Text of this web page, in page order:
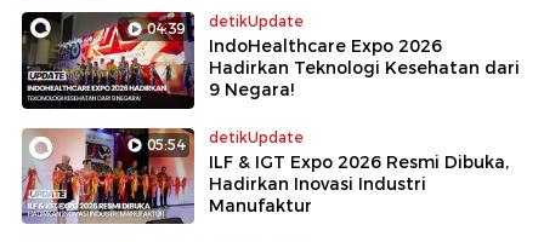
04:39 detikUpdate
IndoHealthcare Expo 2026
Hadirkan Teknologi Kesehatan dari
9 Negara!
05:54 detikUpdate
ILF & IGT Expo 2026 Resmi Dibuka,
Hadirkan Inovasi Industri
Manufaktur